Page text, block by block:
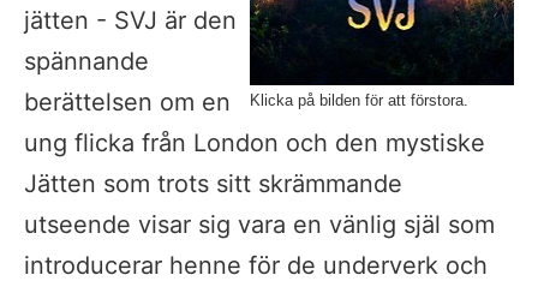
Klicka på bilden för att förstora.
jätten - SVJ är den
spännande
berättelsen om en
ung flicka från London och den mystiske
Jätten som trots sitt skrämmande
utseende visar sig vara en vänlig själ som
introducerar henne för de underverk och